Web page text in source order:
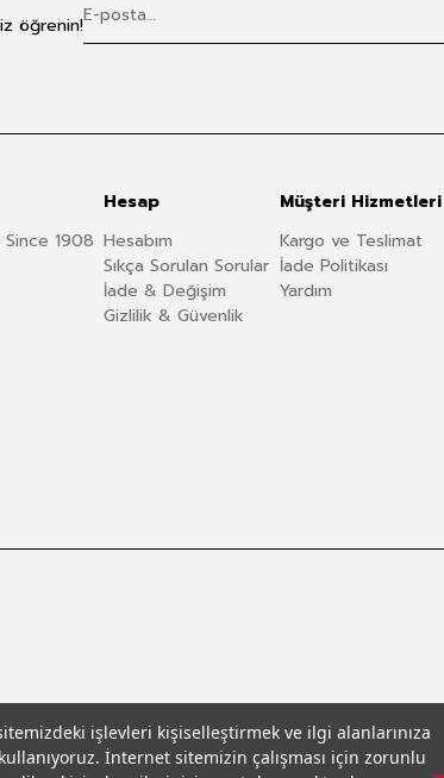
işlevleri kişiselleştirmek ve ilgi alanlarınıza
İnternet sitemizin çalışması için zorunlu
öğrenin!
1908
Hesap
Hesabım
Sıkça Sorulan Sorular
İade & Değişim
Gizlilik & Güvenlik
Müşteri Hizmetleri
Kargo ve Teslimat
İade Politikası
Yardım
- Tüm Hakları Saklıdır.